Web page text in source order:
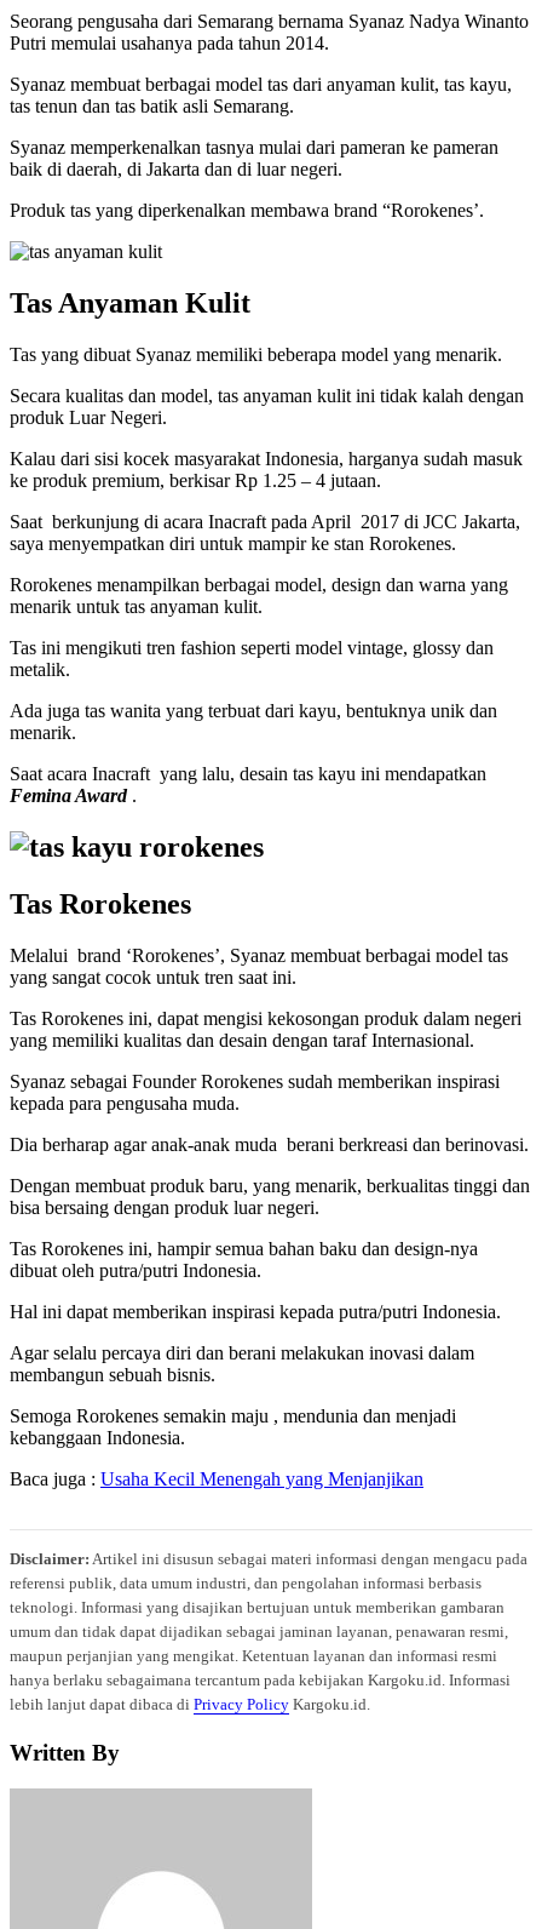
Seorang pengusaha dari Semarang bernama Syanaz Nadya Winanto
Putri memulai usahanya pada tahun 2014.
Syanaz membuat berbagai model tas dari anyaman kulit, tas kayu,
tas tenun dan tas batik asli Semarang.
Syanaz memperkenalkan tasnya mulai dari pameran ke pameran
baik di daerah, di Jakarta dan di luar negeri.
Produk tas yang diperkenalkan membawa brand “Rorokenes’.
Tas Anyaman Kulit
Tas yang dibuat Syanaz memiliki beberapa model yang menarik.
Secara kualitas dan model, tas anyaman kulit ini tidak kalah dengan
produk Luar Negeri.
Kalau dari sisi kocek masyarakat Indonesia, harganya sudah masuk
ke produk premium, berkisar Rp 1.25 – 4 jutaan.
Saat berkunjung di acara Inacraft pada April 2017 di JCC Jakarta,
saya menyempatkan diri untuk mampir ke stan Rorokenes.
Rorokenes menampilkan berbagai model, design dan warna yang
menarik untuk tas anyaman kulit.
Tas ini mengikuti tren fashion seperti model vintage, glossy dan
metalik.
Ada juga tas wanita yang terbuat dari kayu, bentuknya unik dan
menarik.
Saat acara Inacraft yang lalu, desain tas kayu ini mendapatkan
Femina Award.
Tas Rorokenes
Melalui brand ‘Rorokenes’, Syanaz membuat berbagai model tas
yang sangat cocok untuk tren saat ini.
Tas Rorokenes ini, dapat mengisi kekosongan produk dalam negeri
yang memiliki kualitas dan desain dengan taraf Internasional.
Syanaz sebagai Founder Rorokenes sudah memberikan inspirasi
kepada para pengusaha muda.
Dia berharap agar anak-anak muda berani berkreasi dan berinovasi.
Dengan membuat produk baru, yang menarik, berkualitas tinggi dan
bisa bersaing dengan produk luar negeri.
Tas Rorokenes ini, hampir semua bahan baku dan design-nya
dibuat oleh putra/putri Indonesia.
Hal ini dapat memberikan inspirasi kepada putra/putri Indonesia.
Agar selalu percaya diri dan berani melakukan inovasi dalam
membangun sebuah bisnis.
Semoga Rorokenes semakin maju , mendunia dan menjadi
kebanggaan Indonesia.
Baca juga : Usaha Kecil Menengah yang Menjanjikan
Disclaimer: Artikel ini disusun sebagai materi informasi dengan mengacu pada
referensi publik, data umum industri, dan pengolahan informasi berbasis
teknologi. Informasi yang disajikan bertujuan untuk memberikan gambaran
umum dan tidak dapat dijadikan sebagai jaminan layanan, penawaran resmi,
maupun perjanjian yang mengikat. Ketentuan layanan dan informasi resmi
hanya berlaku sebagaimana tercantum pada kebijakan Kargoku.id. Informasi
lebih lanjut dapat dibaca di Privacy Policy Kargoku.id.
Written By